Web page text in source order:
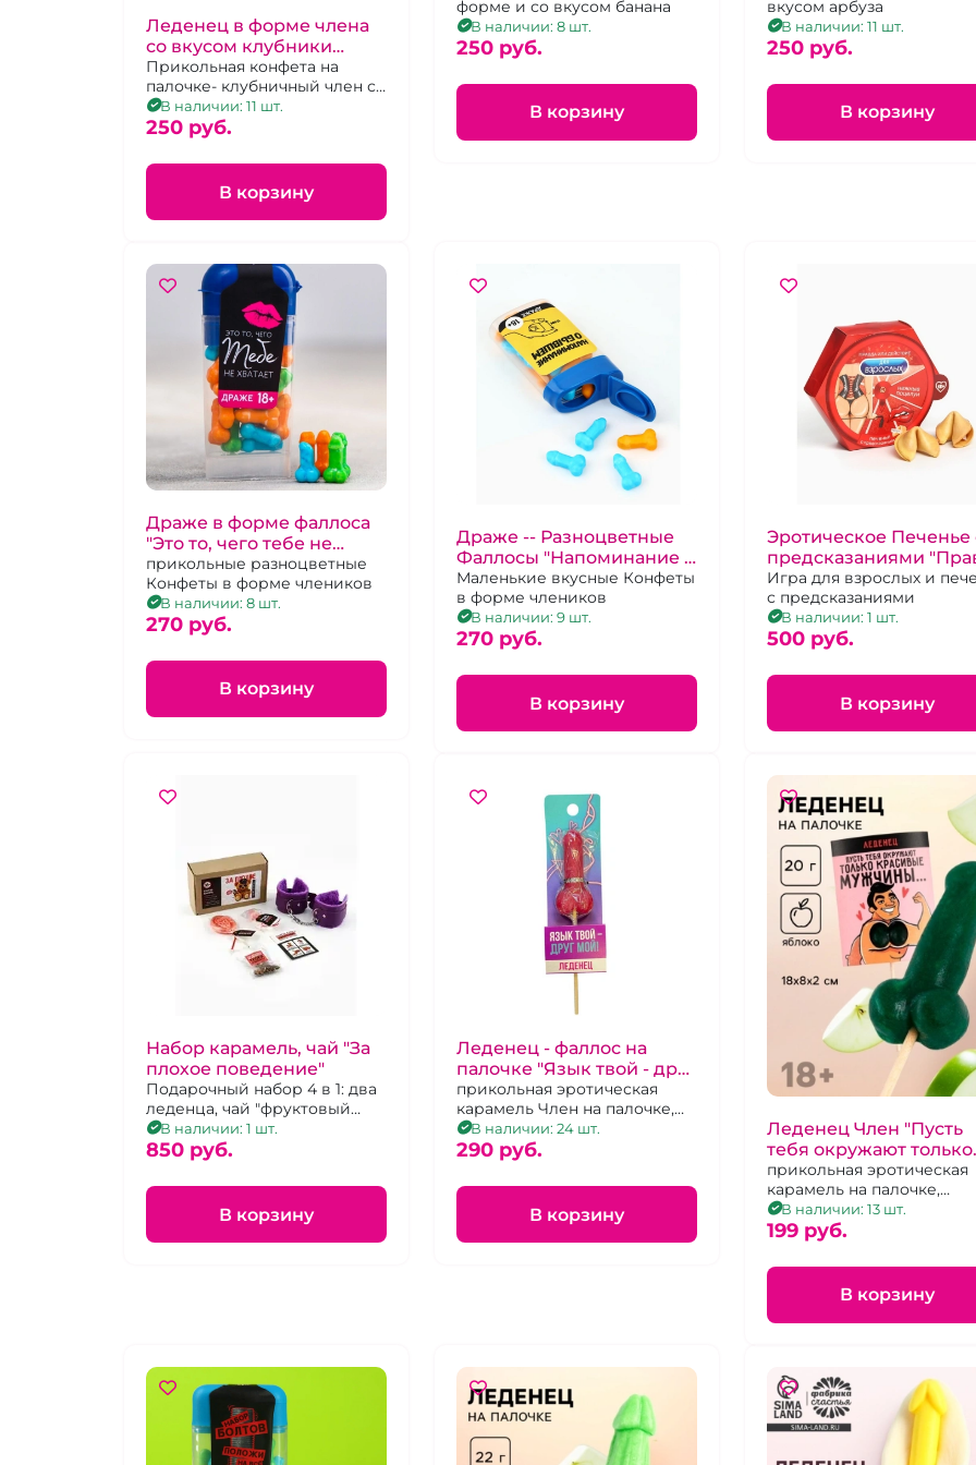
Леденец в форме члена
со вкусом клубники
"Хуевый подарок, но и ты
не ангел"
Прикольная конфета на
палочке- клубничный член с
мошонкой
В наличии: 11 шт.
250 pуб.
В корзину
форме и со вкусом банана
В наличии: 8 шт.
250 pуб.
В корзину
вкусом арбуза
В наличии: 11 шт.
250 pуб.
В корзину
Драже в форме фаллоса
"Это то, чего тебе не
хватает"
прикольные разноцветные
Конфеты в форме члеников
В наличии: 8 шт.
270 pуб.
В корзину
Драже -- Разноцветные
Фаллосы "Напоминание о
бывшем"
Маленькие вкусные Конфеты
в форме члеников
В наличии: 9 шт.
270 pуб.
В корзину
Эротическое Печенье
предсказаниями
или действие"
Игра для взрослых и
с предсказаниями
В наличии: 1 шт.
500 pуб.
В корзину
Набор карамель, чай "За
плохое поведение"
Подарочный набор 4 в 1: два
леденца, чай "фруктовый
микс", наручники
фиолетового цвета.
В наличии: 1 шт.
850 pуб.
В корзину
Леденец - фаллос на
палочке "Язык твой - друг
мой"
прикольная эротическая
карамель Член на палочке,
клубничный вкус, 20 г
В наличии: 24 шт.
290 pуб.
В корзину
Леденец Член "Пусть
тебя окружают только
красивые мужчины"
яблоко
прикольная эротическая
карамель на палочке,
яблочный вкус, 20г
В наличии: 13 шт.
199 pуб.
В корзину